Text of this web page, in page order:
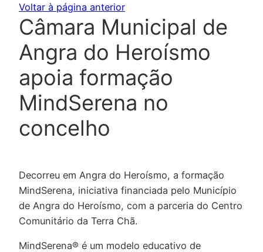
Voltar à página anterior
Câmara Municipal de
Angra do Heroísmo
apoia formação
MindSerena no
concelho
Decorreu em Angra do Heroísmo, a formação
MindSerena, iniciativa financiada pelo Município
de Angra do Heroísmo, com a parceria do Centro
Comunitário da Terra Chã.
MindSerena® é um modelo educativo de